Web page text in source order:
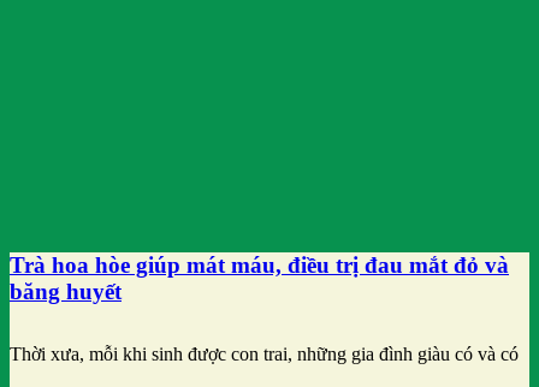
Trà hoa hòe giúp mát máu, điều trị đau mắt đỏ và
băng huyết
Thời xưa, mỗi khi sinh được con trai, những gia đình giàu có và có